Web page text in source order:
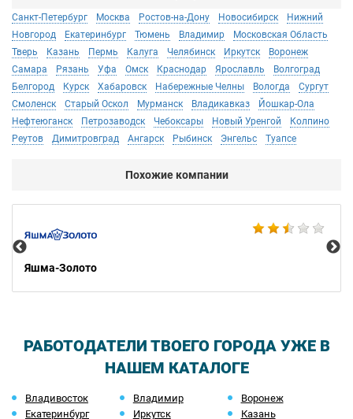
Санкт-Петербург Москва Ростов-на-Дону Новосибирск
Нижний
Новгород
Екатеринбург Тюмень Владимир
Московская Область
Тверь
Казань Пермь Калуга Челябинск Иркутск
Воронеж
Самара
Рязань Уфа Омск Краснодар Ярославль
Волгоград
Белгород
Курск Хабаровск Набережные Челны Вологда
Сургут
Смоленск
Старый Оскол Мурманск Владикавказ
Йошкар-Ола
Нефтеюганск
Петрозаводск Чебоксары Новый Уренгой
Колпино
Реутов
Димитровград Ангарск Рыбинск Энгельс Туапсе
Похожие компании
Яшма-Золото
РАБОТОДАТЕЛИ ТВОЕГО ГОРОДА УЖЕ В
НАШЕМ КАТАЛОГЕ
Владивосток Владимир
Воронеж
Екатеринбург
Иркутск Казань